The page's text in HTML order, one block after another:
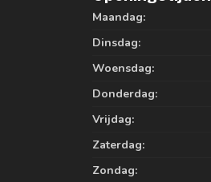
Maandag:
Dinsdag:
Woensdag:
Donderdag:
Vrijdag:
Zaterdag:
Zondag: